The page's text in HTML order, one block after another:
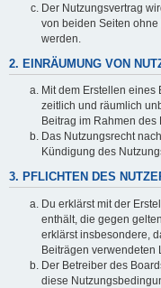
Der Nutzungsvertrag
von beiden Seiten
werden.
2. EINRÄUMUNG VON
Mit dem Erstellen
zeitlich und räumlich
Beitrag im Rahmen des
Das Nutzungsrecht
Kündigung des
3. PFLICHTEN DES
Du erklärst mit der
enthält, die gegen
erklärst insbesondere,
Beiträgen verwendeten
Der Betreiber des
diese